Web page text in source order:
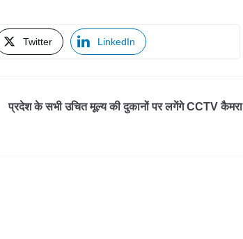
Twitter LinkedIn
प्रदेश के सभी उचित मूल्य की दुकानों पर लगेंगे CCTV कैमरा